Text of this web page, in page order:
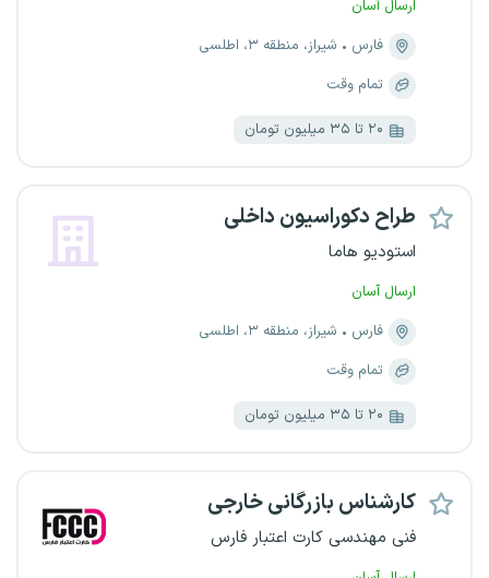
ارسال آسان
فارس
شیراز، منطقه ۳، اطلسی
تمام وقت
۲۰ تا ۳۵ میلیون تومان
طراح دکوراسیون داخلی
استودیو هاما
ارسال آسان
فارس
شیراز، منطقه ۳، اطلسی
تمام وقت
۲۰ تا ۳۵ میلیون تومان
کارشناس بازرگانی خارجی
فنی مهندسی کارت اعتبار فارس